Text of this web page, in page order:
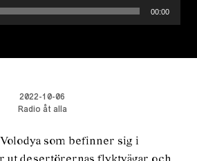
00:00
2022-10-06
Radio åt alla
som befinner sig i